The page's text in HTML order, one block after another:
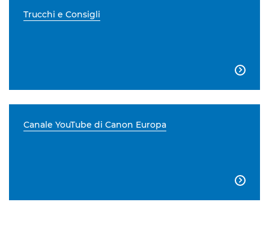
Trucchi e Consigli

Canale YouTube di Canon Europa
